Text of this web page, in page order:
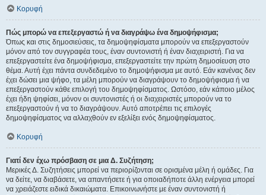
Κορυφή
Πώς μπορώ να επεξεργαστώ ή να διαγράψω ένα δημοψήφισμα;
Όπως και στις δημοσιεύσεις, τα δημοψηφίσματα μπορούν να επεξεργαστούν
μόνον από τον συγγραφέα τους, έναν συντονιστή ή έναν διαχειριστή. Για να
επεξεργαστείτε ένα δημοψήφισμα, επεξεργαστείτε την πρώτη δημοσίευση στο
θέμα. Αυτή έχει πάντα συνδεδεμένο το δημοψήφισμα με αυτό. Εάν κανένας δεν
έχει δώσει μια ψήφο, τα μέλη μπορούν να διαγράψουν το δημοψήφισμα ή να
επεξεργαστούν κάθε επιλογή του δημοψηφίσματος. Ωστόσο, εάν κάποιο μέλος
έχει ήδη ψηφίσει, μόνον οι συντονιστές ή οι διαχειριστές μπορούν να το
επεξεργαστούν ή να το διαγράψουν. Αυτό αποτρέπει τις επιλογές
δημοψηφίσματος να αλλαχθούν εν εξελίξει ενός δημοψηφίσματος.
Κορυφή
Γιατί δεν έχω πρόσβαση σε μια Δ. Συζήτηση;
Μερικές Δ. Συζητήσεις μπορεί να περιορίζονται σε ορισμένα μέλη ή ομάδες. Για
να δείτε, να διαβάσετε, να απαντήσετε ή για οποιαδήποτε άλλη ενέργεια μπορεί
να χρειάζεστε ειδικά δικαιώματα. Επικοινωνήστε με έναν συντονιστή ή